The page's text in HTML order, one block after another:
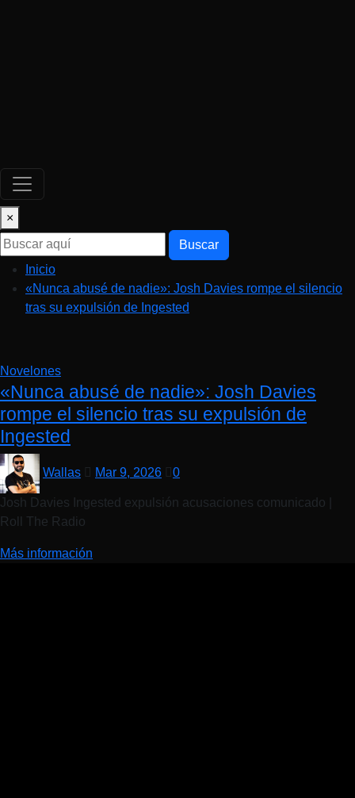
×
Buscar
Inicio
«Nunca abusé de nadie»: Josh Davies rompe el silencio
tras su expulsión de Ingested
Novelones
«Nunca abusé de nadie»: Josh Davies
rompe el silencio tras su expulsión de
Ingested
Wallas Mar 9, 2026 0
Josh Davies Ingested expulsión acusaciones comunicado |
Roll The Radio
Más información